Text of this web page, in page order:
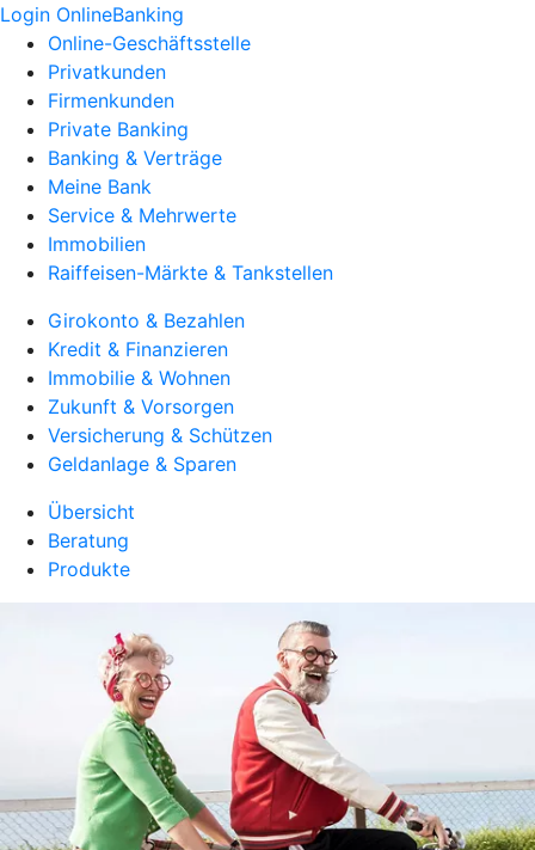
Login OnlineBanking
Online-Geschäftsstelle
Privatkunden
Firmenkunden
Private Banking
Banking & Verträge
Meine Bank
Service & Mehrwerte
Immobilien
Raiffeisen-Märkte & Tankstellen
Girokonto & Bezahlen
Kredit & Finanzieren
Immobilie & Wohnen
Zukunft & Vorsorgen
Versicherung & Schützen
Geldanlage & Sparen
Übersicht
Beratung
Produkte